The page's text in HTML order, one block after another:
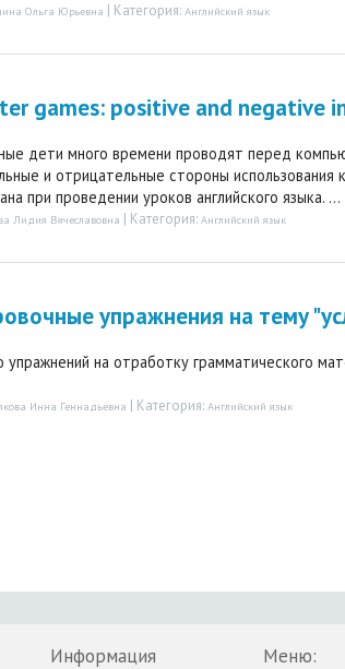
Ольга Юрьевна | Категория: Английский язык
games: positive and negative
дети много времени проводят перед
и отрицательные стороны
при проведении уроков английского языка. ...
Лидия Вячеславовна | Категория: Английский язык
упражнения на тему
упражнений на отработку грамматического
Инна Геннадьевна | Категория: Английский язык
Информация Меню: